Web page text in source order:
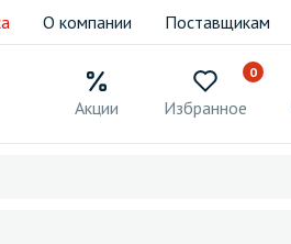
О компании Поставщикам
Акции
0
Избранное